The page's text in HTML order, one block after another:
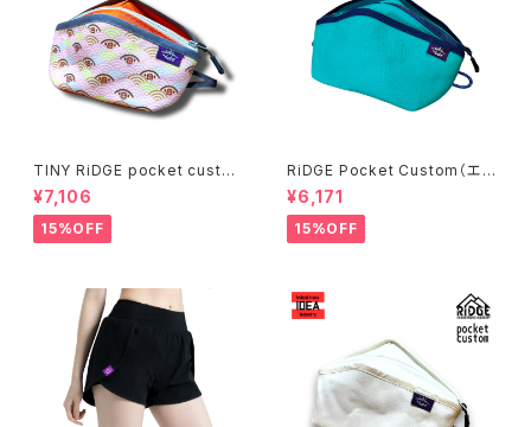
TINY RiDGE pocket custo
m（和柄文鳥）
¥7,106
15%OFF
RiDGE Pocket Custom（エメ
ラルド）
¥6,171
15%OFF